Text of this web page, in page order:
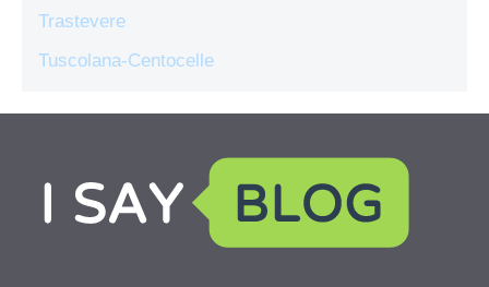
Trastevere
Tuscolana-Centocelle